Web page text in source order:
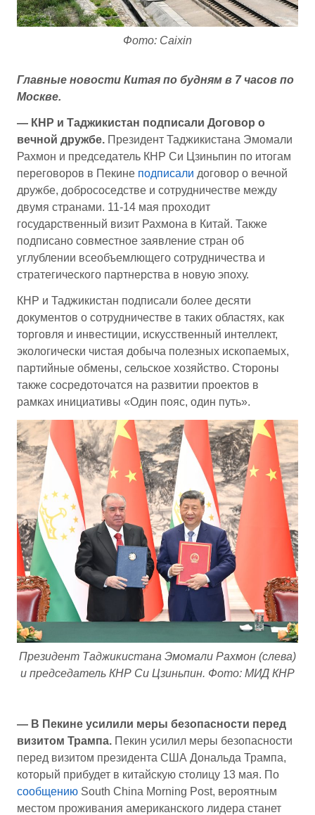
Фото: Caixin
Главные новости Китая по будням в 7 часов по
Москве.
— КНР и Таджикистан подписали Договор о
вечной дружбе. Президент Таджикистана Эмомали
Рахмон и председатель КНР Си Цзиньпин по итогам
переговоров в Пекине подписали договор о вечной
дружбе, добрососедстве и сотрудничестве между
двумя странами. 11-14 мая проходит
государственный визит Рахмона в Китай. Также
подписано совместное заявление стран об
углублении всеобъемлющего сотрудничества и
стратегического партнерства в новую эпоху.
КНР и Таджикистан подписали более десяти
документов о сотрудничестве в таких областях, как
торговля и инвестиции, искусственный интеллект,
экологически чистая добыча полезных ископаемых,
партийные обмены, сельское хозяйство. Стороны
также сосредоточатся на развитии проектов в
рамках инициативы «Один пояс, один путь».
Президент Таджикистана Эмомали Рахмон (слева)
и председатель КНР Си Цзиньпин. Фото: МИД КНР
— В Пекине усилили меры безопасности перед
визитом Трампа. Пекин усилил меры безопасности
перед визитом президента США Дональда Трампа,
который прибудет в китайскую столицу 13 мая. По
сообщению South China Morning Post, вероятным
местом проживания американского лидера станет